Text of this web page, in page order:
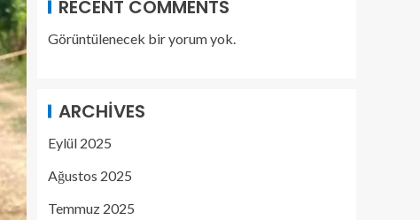
RECENT COMMENTS
Görüntülenecek bir yorum yok.
ARCHIVES
Eylül 2025
Ağustos 2025
Temmuz 2025